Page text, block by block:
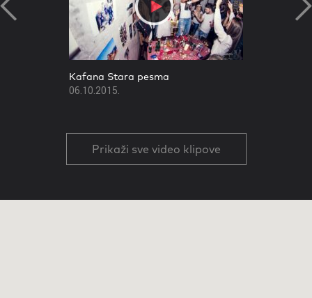
Kafana Stara pesma
06.10.2015.
Prikaži sve video klipove